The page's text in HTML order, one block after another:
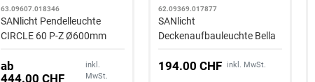
63.09607.018346
SANlicht Pendelleuchte
CIRCLE 60 P-Z Ø600mm
ab
444.00 CHF
inkl.
MwSt.
62.09369.017877
SANlicht
Deckenaufbauleuchte Bella
IP20 3CCT
194.00 CHF inkl. MwSt.